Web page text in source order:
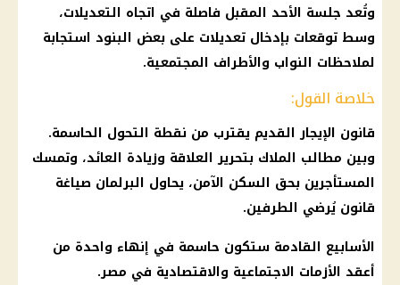
وتُعد جلسة الأحد المقبل فاصلة في اتجاه التعديلات،
وسط توقعات بإدخال تعديلات على بعض البنود استجابة
لملاحظات النواب والأطراف المجتمعية.
خلاصة القول:
قانون الإيجار القديم يقترب من نقطة التحول الحاسمة.
وبين مطالب الملاك بتحرير العلاقة وزيادة العائد، وتمسك
المستأجرين بحق السكن الآمن، يحاول البرلمان صياغة
قانون يُرضي الطرفين.
الأسابيع القادمة ستكون حاسمة في إنهاء واحدة من
أعقد الأزمات الاجتماعية والاقتصادية في مصر.